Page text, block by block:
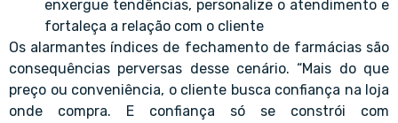
enxergue tendências, personalize o atendimento e
fortaleça a relação com o cliente
Os alarmantes índices de fechamento de farmácias são
consequências perversas desse cenário. “Mais do que
preço ou conveniência, o cliente busca confiança na loja
onde compra. E confiança só se constrói com